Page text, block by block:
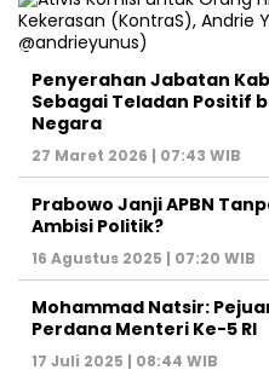
Penyerahan Jabatan
Sebagai Teladan Positif
Negara
27 Maret 2026 | 07:43 WIB
Prabowo Janji APBN
Ambisi Politik?
16 Agustus 2025 | 07:20 WIB
Mohammad Natsir:
Perdana Menteri Ke-5 RI
17 Juli 2025 | 08:44 WIB